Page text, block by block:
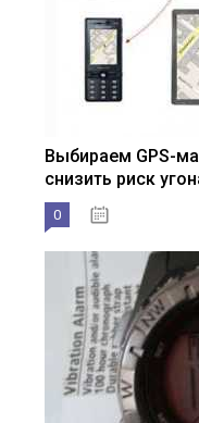
Выбираем GPS-
снизить риск
0